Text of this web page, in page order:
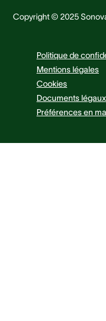
Copyright © 2025
Politique de
Mentions légales
Cookies
Documents légaux
Préférences en